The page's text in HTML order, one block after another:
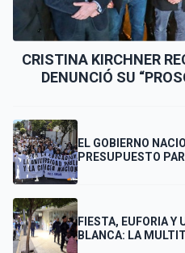
CRISTINA KIRCHNER
DENUNCIÓ SU
EL GOBIERNO
PRESUPUESTO
FIESTA, EUFORIA Y
BLANCA: LA